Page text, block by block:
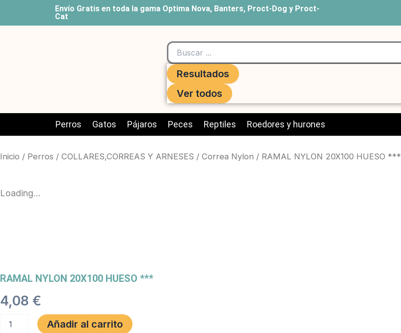
Envío Gratis en toda la gama Optima Nova, Banters, Proct-Dog y Proct-
Cat
Search
Resultados
Ver todos
Perros Gatos Pájaros Peces Reptiles Roedores y hurones
Inicio / Perros / COLLARES,CORREAS Y ARNESES / Correa Nylon / RAMAL NYLON 20X100 HUESO ***
Loading...
RAMAL NYLON 20X100 HUESO ***
4,08 €
NYLON
Añadir al carrito